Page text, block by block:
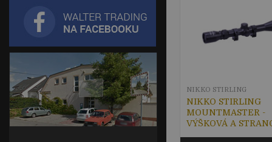
NIKKO STIRLING
MOUNTMASTER -
VÝŠKOVÁ A
NIKKO STIRLING